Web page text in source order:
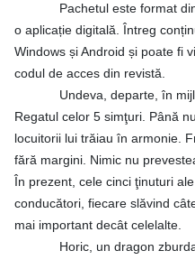
Pachetul este format
o aplicație digitală. Întreg
Windows și Android și poate fi
codul de acces din revistă.
Undeva, departe, în
Regatul celor 5 simţuri. Până
locuitorii lui trăiau în armonie.
fără margini. Nimic nu
În prezent, cele cinci ţinuturi
conducători, fiecare slăvind
mai important decât celelalte.
Horic, un dragon